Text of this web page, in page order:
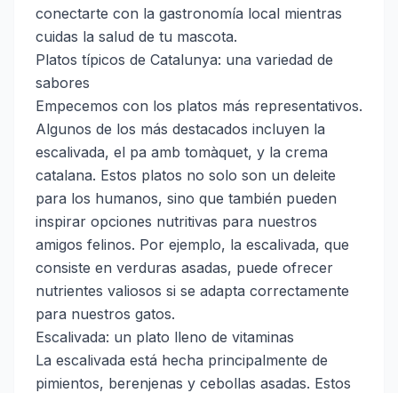
conectarte con la gastronomía local mientras
cuidas la salud de tu mascota.
Platos típicos de Catalunya: una variedad de
sabores
Empecemos con los platos más representativos.
Algunos de los más destacados incluyen la
escalivada, el pa amb tomàquet, y la crema
catalana. Estos platos no solo son un deleite
para los humanos, sino que también pueden
inspirar opciones nutritivas para nuestros
amigos felinos. Por ejemplo, la escalivada, que
consiste en verduras asadas, puede ofrecer
nutrientes valiosos si se adapta correctamente
para nuestros gatos.
Escalivada: un plato lleno de vitaminas
La escalivada está hecha principalmente de
pimientos, berenjenas y cebollas asadas. Estos